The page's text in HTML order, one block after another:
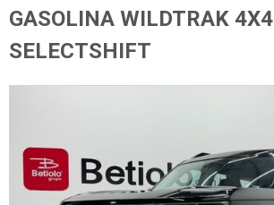
GASOLINA WILDTRAK 4X4
SELECTSHIFT